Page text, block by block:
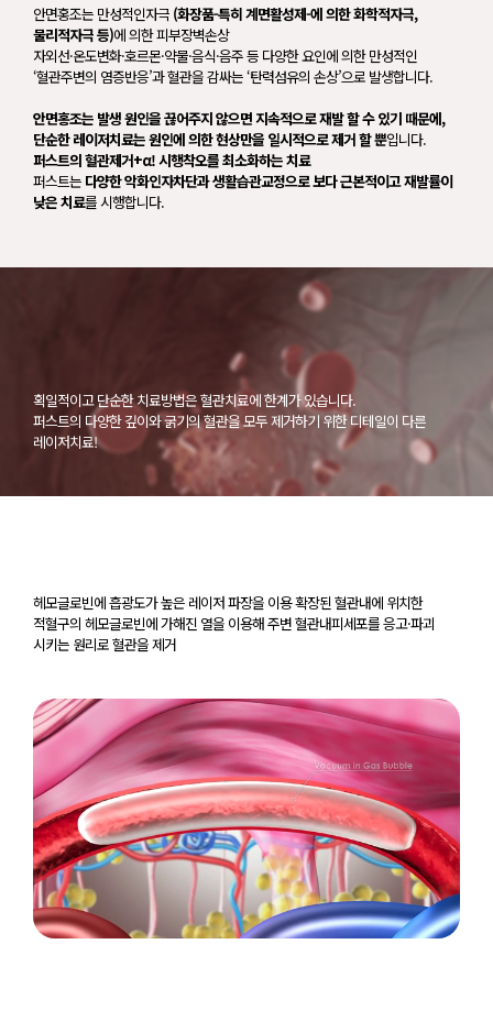
안면홍조는 만성적인자극 (화장품-특히 계면활성제-에 의한 화학적자극,
물리적자극 등)에 의한 피부장벽손상
자외선·온도변화·호르몬·약물·음식·음주 등 다양한 요인에 의한 만성적인
‘혈관주변의 염증반응’과 혈관을 감싸는 ‘탄력섬유의 손상’으로 발생합니다.
안면홍조는 발생 원인을 끊어주지 않으면 지속적으로 재발 할 수 있기 때문에,
단순한 레이저치료는 원인에 의한 현상만을 일시적으로 제거 할 뿐입니다.
퍼스트의 혈관제거+α! 시행착오를 최소화하는 치료
퍼스트는 다양한 악화인자차단과 생활습관교정으로 보다 근본적이고 재발률이
낮은 치료를 시행합니다.
획일적이고 단순한 치료방법은 혈관치료에 한계가 있습니다.
퍼스트의 다양한 깊이와 굵기의 혈관을 모두 제거하기 위한 디테일이 다른
레이저치료!
헤모글로빈에 흡광도가 높은 레이저 파장을 이용 확장된 혈관내에 위치한
적혈구의 헤모글로빈에 가해진 열을 이용해주변 혈관내피세포를 응고·파괴
시키는 원리로 혈관을 제거